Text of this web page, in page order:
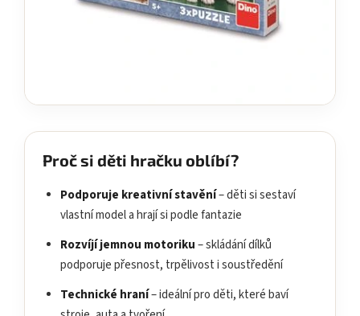
Proč si děti hračku oblíbí?
Podporuje kreativní stavění– děti si sestaví
vlastní model a hrají si podle fantazie
Rozvíjí jemnou motoriku– skládání dílků
podporuje přesnost, trpělivost i soustředění
Technické hraní– ideální pro děti, které baví